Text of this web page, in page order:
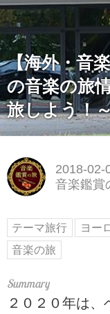
【海外・音
の音楽の旅
旅しよう！
2018-02-
音楽鑑賞
テーマ旅行 ヨー
音楽の旅
２０２０年は